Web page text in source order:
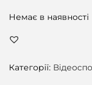
Немає в наявності
Категорії: